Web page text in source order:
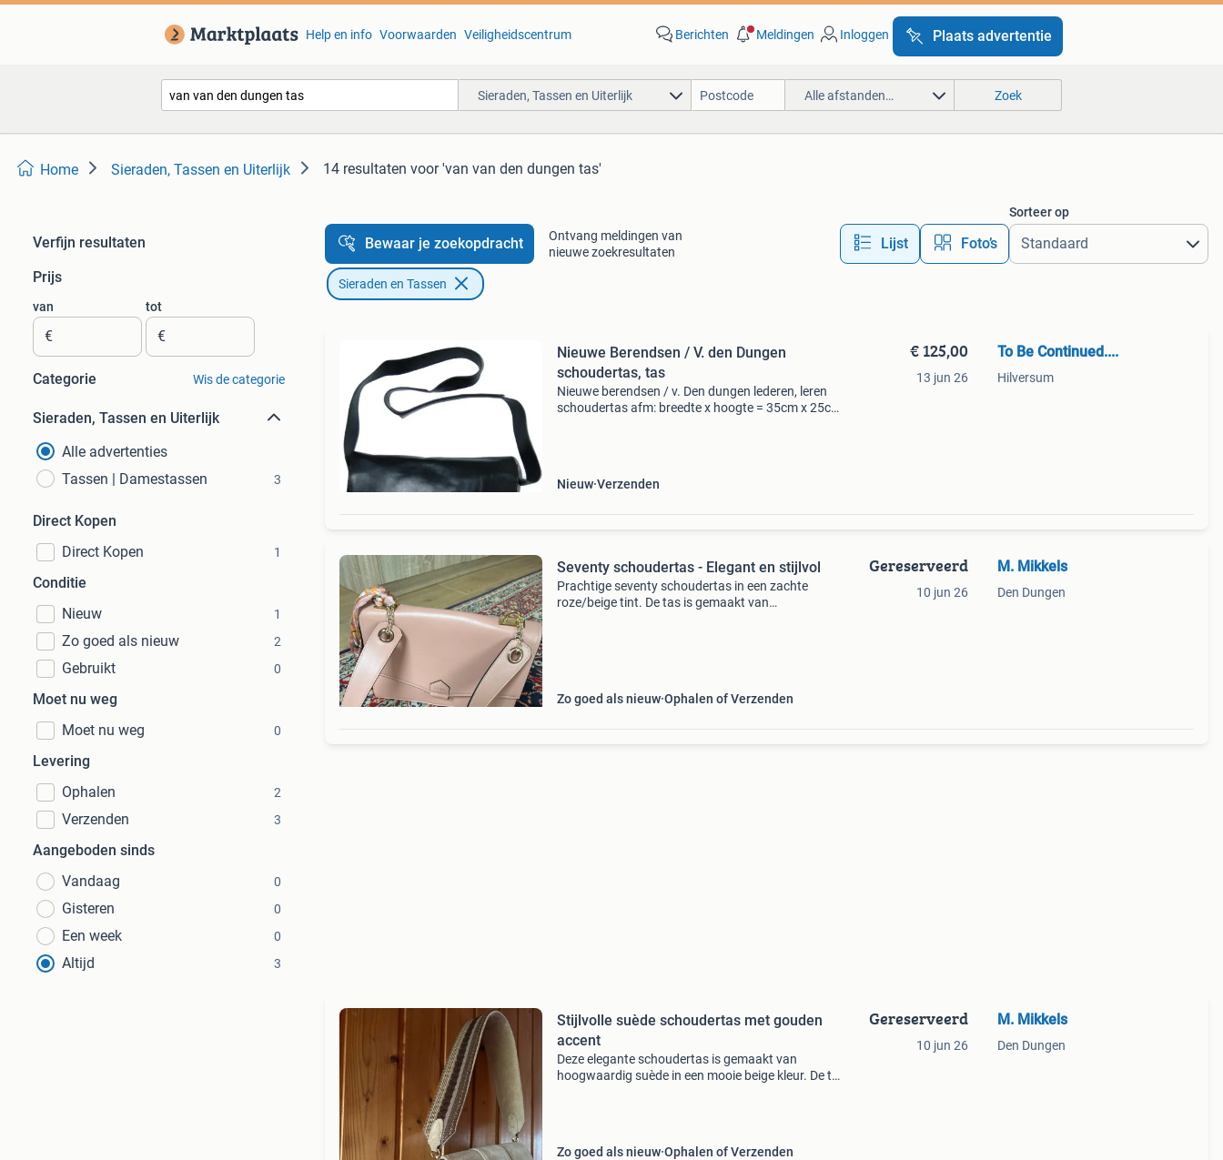
Help en info Voorwaarden Veiligheidscentrum Berichten Meldingen Inloggen Plaats advertentie
Sieraden, Tassen en Uiterlijk Alle afstanden… Zoek
Home Sieraden, Tassen en Uiterlijk 14 resultaten voor 'van van den dungen tas'
Verfijn resultaten
Prijs
van
€
tot
€
Categorie Wis de categorie
Sieraden, Tassen en Uiterlijk
Alle advertenties
Tassen | Damestassen
3
Direct Kopen
Direct Kopen
1
Conditie
Nieuw
1
Zo goed als nieuw 2
Gebruikt 0
Moet nu weg
Moet nu weg
0
Levering
Ophalen
2
Verzenden 3
Aangeboden sinds
Vandaag
0
Gisteren 0
Een week 0
Altijd 3
Bewaar je zoekopdracht
Ontvang meldingen van
nieuwe zoekresultaten
Lijst Foto’s
Sorteer op
Sieraden en Tassen
Nieuwe Berendsen / V. den Dungen
schoudertas, tas
Nieuwe berendsen / v. Den dungen lederen, leren
schoudertas afm: breedte x hoogte = 35cm x 25cm
Nieuw Verzenden
€ 125,00
13 jun 26
To Be Continued....
Hilversum
Seventy schoudertas - Elegant en stijlvol
Prachtige seventy schoudertas in een zachte
roze/beige tint. De tas is gemaakt van
Zo goed als nieuw Ophalen of Verzenden
Gereserveerd
10 jun 26
M. Mikkels
Den Dungen
Stijlvolle suède schoudertas met gouden
accent
Deze elegante schoudertas is gemaakt van
hoogwaardig suède in een mooie beige kleur. De tas
Zo goed als nieuw Ophalen of Verzenden
Gereserveerd
10 jun 26
M. Mikkels
Den Dungen